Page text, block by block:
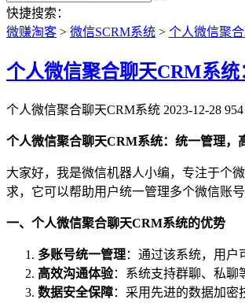
快捷搜索：
微赚淘客 > 微信SCRM系统 > 个人微信聚
个人微信聚合聊天CRM系
个人微信聚合聊天CRM系统 2023-12-28 954
个人微信聚合聊天CRM系统：统一管理，
大家好，我是微信机器人小编，专注于个
求，它可以帮助用户统一管理多个微信账号
一、个人微信聚合聊天CRM系统的优势
多账号统一管理：通过该系统，用户
高效沟通体验：系统支持群聊、私聊
数据安全保障：采用先进的数据加密